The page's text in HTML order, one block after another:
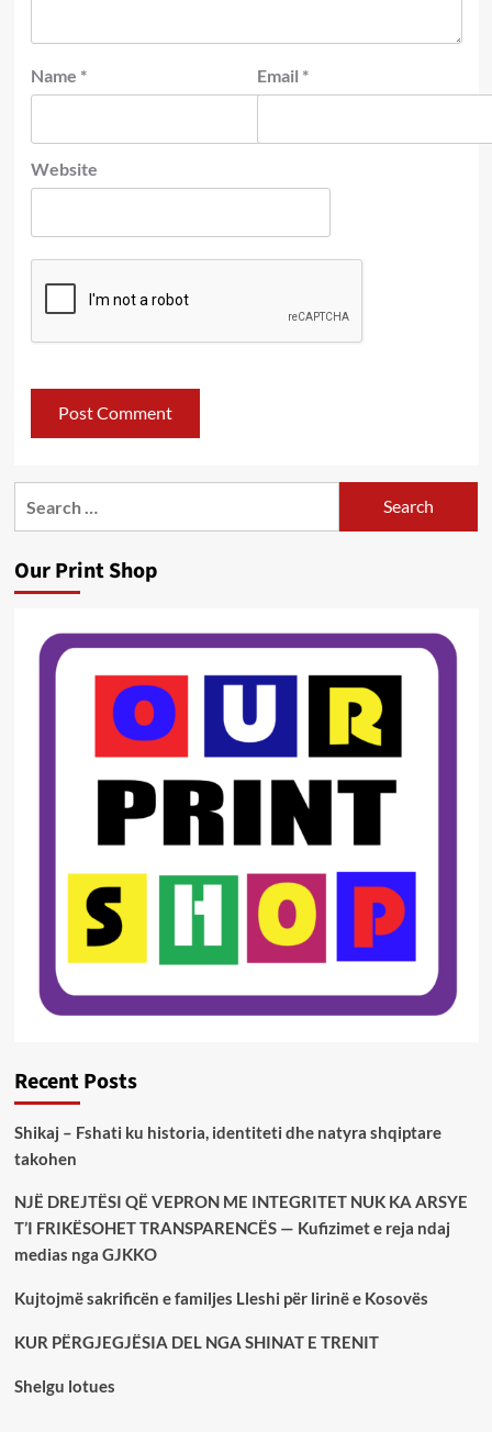
Name * Email *
Website
Our Print Shop
Recent Posts
Shikaj – Fshati ku historia, identiteti dhe natyra shqiptare
takohen
NJË DREJTËSI QË VEPRON ME INTEGRITET NUK KA ARSYE
T’I FRIKËSOHET TRANSPARENCËS — Kufizimet e reja ndaj
medias nga GJKKO
Kujtojmë sakrificën e familjes Lleshi për lirinë e Kosovës
KUR PËRGJEGJËSIA DEL NGA SHINAT E TRENIT
Shelgu lotues